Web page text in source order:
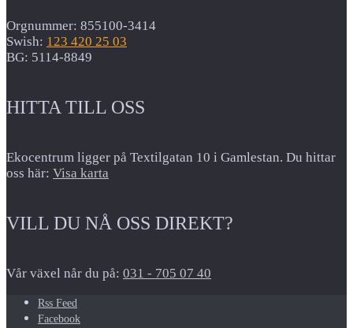
Orgnummer: 855100-3414
Swish: 123 420 25 03
BG: 5114-8849
HITTA TILL OSS
Ekocentrum ligger på Textilgatan 10 i Gamlestan. Du hittar
oss här: Visa karta
VILL DU NÅ OSS DIREKT?
Vår växel når du på: 031 - 705 07 40
Rss Feed
Facebook